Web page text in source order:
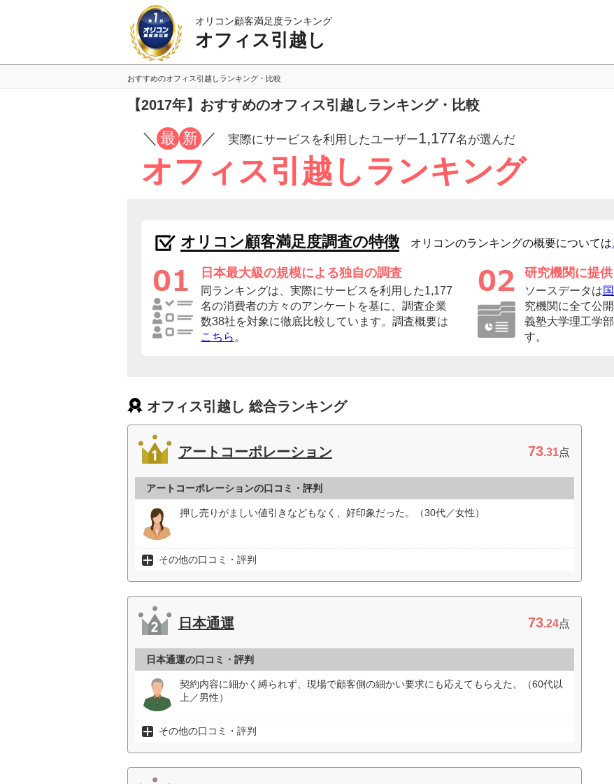
オリコン顧客満足度ランキング
オフィス引越し
おすすめのオフィス引越しランキング・比較
【2017年】おすすめのオフィス引越しランキング・比較
／ 最 新 ／ 実際にサービスを利用したユーザー1,177名が選んだ
オフィス引越しランキング
オリコン顧客満足度調査の特徴 オリコンのランキングの概要については
日本最大級の規模による独自の調査
同ランキングは、実際にサービスを利用した1,177
名の消費者の方々のアンケートを基に、調査企業
数38社を対象に徹底比較しています。調査概要は
こちら 。
研究機関に提
ソースデータは
究機関に全て公
義塾大学理工学部
す。
オフィス引越し 総合ランキング
アートコーポレーション 73.31点
アートコーポレーションの口コミ・評判
押し売りがましい値引きなどもなく、好印象だった。（30代／女性）
その他の口コミ・評判
日本通運 73.24点
日本通運の口コミ・評判
契約内容に細かく縛られず、現場で顧客側の細かい要求にも応えてもらえた。（60代以
上／男性）
その他の口コミ・評判